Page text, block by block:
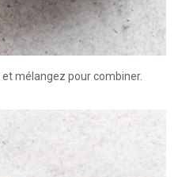
mélangez pour combiner.